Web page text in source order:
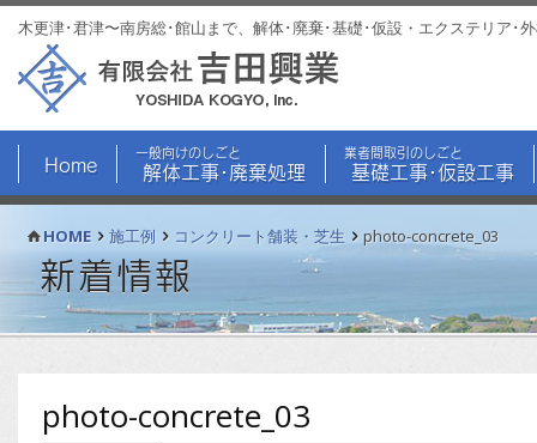
木更津･君津〜南房総･館山まで、解体･廃棄･基礎･仮設・エクステリア･
Home
一般向けのしごと
解体工事･廃棄処理
業者間取引のしごと
基礎工事･仮設工事
HOME 施工例 コンクリート舗装・芝生 photo-concrete_03
新着情報
photo-concrete_03